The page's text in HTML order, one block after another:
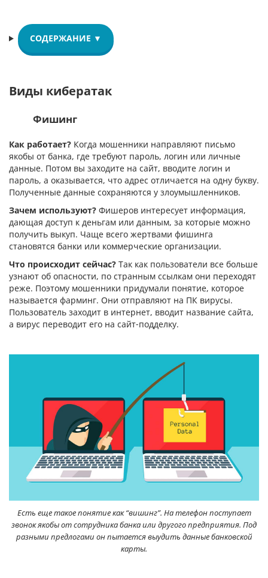
СОДЕРЖАНИЕ ▼
Виды кибератак
Фишинг
Как работает? Когда мошенники направляют письмо
якобы от банка, где требуют пароль, логин или личные
данные. Потом вы заходите на сайт, вводите логин и
пароль, а оказывается, что адрес отличается на одну букву.
Полученные данные сохраняются у злоумышленников.
Зачем используют? Фишеров интересует информация,
дающая доступ к деньгам или данным, за которые можно
получить выкуп. Чаще всего жертвами фишинга
становятся банки или коммерческие организации.
Что происходит сейчас? Так как пользователи все больше
узнают об опасности, по странным ссылкам они переходят
реже. Поэтому мошенники придумали понятие, которое
называется фарминг. Они отправляют на ПК вирусы.
Пользователь заходит в интернет, вводит название сайта,
а вирус переводит его на сайт-подделку.
Есть еще такое понятие как “вишинг”. На телефон поступает
звонок якобы от сотрудника банка или другого предприятия. Под
разными предлогами он пытается выудить данные банковской
карты.